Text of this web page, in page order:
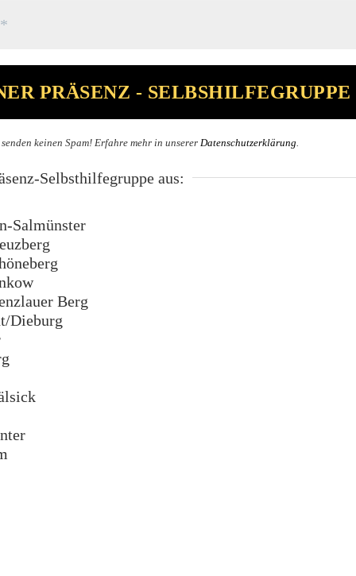
keinen Spam! Erfahre mehr in unserer Datenschutzerklärung.
Selbsthilfegruppe aus:
Salmünster
Berg
Dieburg